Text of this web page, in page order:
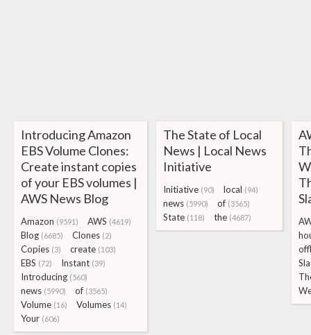
Introducing Amazon
EBS Volume Clones:
Create instant copies
of your EBS volumes |
AWS News Blog
Amazon (9591) AWS (4619)
Blog (6685) Clones (2)
Copies (3) create (103)
EBS (72) Instant (39)
Introducing (560)
news (5990) of (3565)
Volume (16) Volumes (14)
Your (606)
The State of Local
News | Local News
Initiative
Initiative (90) local (94)
news (5990) of (3565)
State (118) the (4687)